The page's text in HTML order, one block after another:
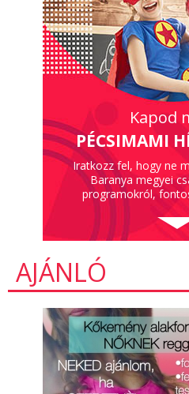
Kapod
PÉCSIMAMI
Iratkozz fel, hogy ne
Baranya megyei
programokról,
AJÁNLÓ